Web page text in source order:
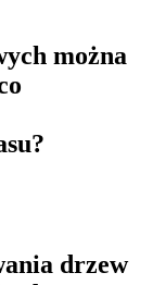
można
drzew